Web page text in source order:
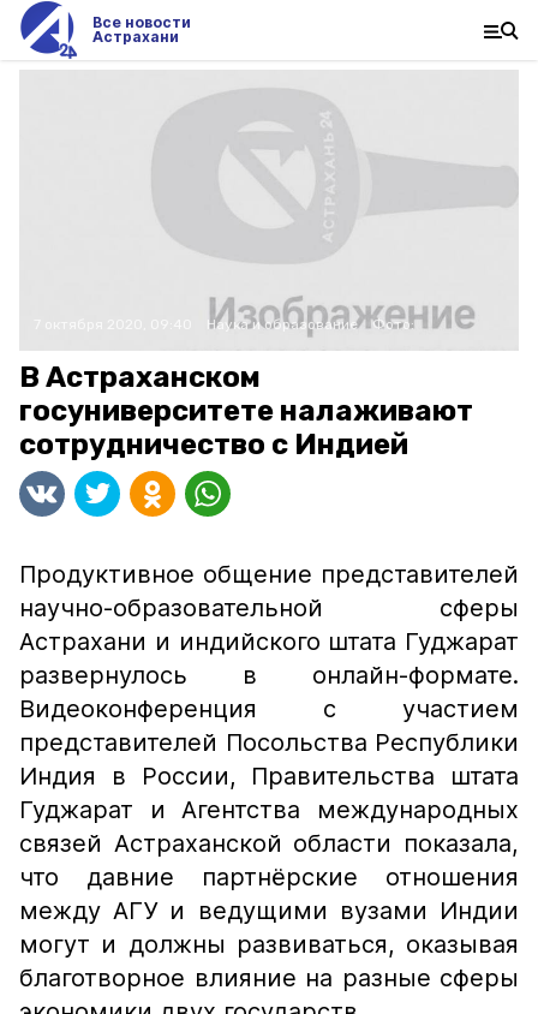
Все новости
Астрахани
Наука и образование Фото:
В Астраханском
госуниверситете налаживают
сотрудничество с Индией
Продуктивное общение представителей
научно-образовательной сферы
Астрахани и индийского штата Гуджарат
развернулось в онлайн-формате.
Видеоконференция с участием
представителей Посольства Республики
Индия в России, Правительства штата
Гуджарат и Агентства международных
связей Астраханской области показала,
что давние партнёрские отношения
между АГУ и ведущими вузами Индии
могут и должны развиваться, оказывая
благотворное влияние на разные сферы